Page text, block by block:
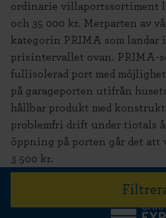
ordinarie villaportssortiment
och 35 000 kr. Merparten av
kategorin PRIMA som landar
prisintervallet ovan. PRIMA-
fullisolerad port med
på garageporten utifrån
hållbar produkt med
problemfri drift under tiotals
öppning på porten går det att
3 500 kr.